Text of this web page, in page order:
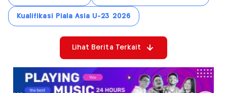
Kualifikasi Piala Asia U-23 2026
Lihat Berita Terkait